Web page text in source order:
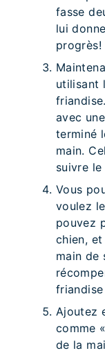
fasse
lui
progrès!
utilisant
avec
terminé
main.
suivre
Vous
voulez
pouvez
chien,
main de
Ajoutez
comme
de la